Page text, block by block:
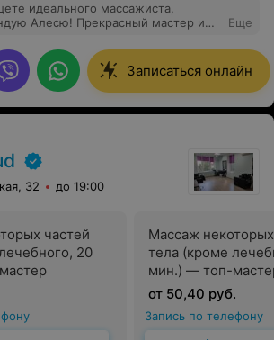
идеального массажиста,
Алесю! Прекрасный мастер и
и находит абсолютно все зажимы.
отголоски детской травмы, о
а тело помнило. Её руки творят
— это приятно)) всегда
После каждого сеанса хочется
лопатка или немела рука.
за профессионализм и легкое тело!
Еще
Записаться онлайн
32 до 19:00
частей
20
Массаж
тела (кроме
мин.) — топ-
от 50,40 руб.
Запись по телефону